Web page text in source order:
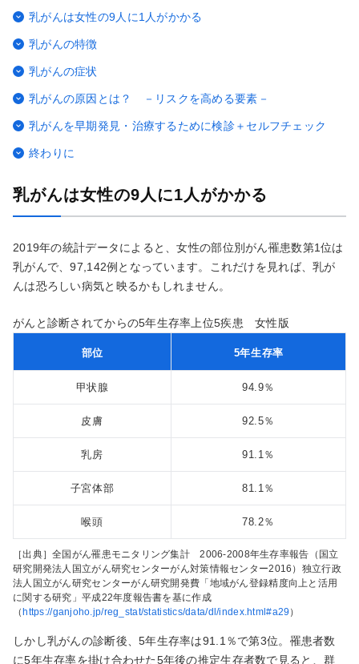
乳がんは女性の9人に1人がかかる
乳がんの特徴
乳がんの症状
乳がんの原因とは？ －リスクを高める要素－
乳がんを早期発見・治療するために検診＋セルフチェック
終わりに
乳がんは女性の9人に1人がかかる
2019年の統計データによると、女性の部位別がん罹患数第1位は
乳がんで、97,142例となっています。これだけを見れば、乳が
んは恐ろしい病気と映るかもしれません。
がんと診断されてからの5年生存率上位5疾患 女性版
部位 5年生存率
甲状腺 94.9％
皮膚 92.5％
乳房 91.1％
子宮体部 81.1％
喉頭 78.2％
［出典］全国がん罹患モニタリング集計 2006-2008年生存率報告（国立
研究開発法人国立がん研究センターがん対策情報センター2016）独立行政
法人国立がん研究センターがん研究開発費「地域がん登録精度向上と活用
に関する研究」平成22年度報告書を基に作成
（ https://ganjoho.jp/reg_stat/statistics/data/dl/index.html#a29 ）
しかし乳がんの診断後、5年生存率は91.1％で第3位。罹患者数
に5年生存率を掛け合わせた5年後の推定生存者数で見ると、群